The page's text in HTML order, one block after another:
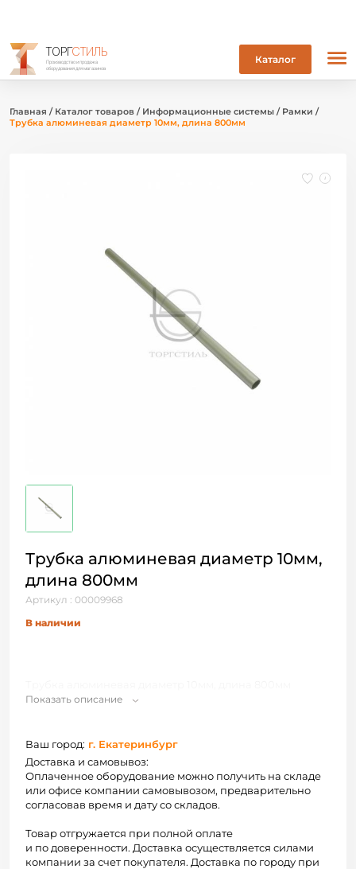
ТОРГСТИЛЬ
Производство и продажа
оборудования для магазинов
Каталог
Главная / Каталог товаров / Информационные системы / Рамки /
Трубка алюминевая диаметр 10мм, длина 800мм
Трубка алюминевая диаметр 10мм,
длина 800мм
Артикул : 00009968
В наличии
Показать описание
Ваш город: г. Екатеринбург
Доставка и самовывоз:
Оплаченное оборудование можно получить на складе
или офисе компании самовывозом, предварительно
согласовав время и дату со складов.
Товар отгружается при полной оплате
и по доверенности. Доставка осуществляется силами
компании за счет покупателя. Доставка по городу при